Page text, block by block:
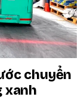
chuyển
xanh